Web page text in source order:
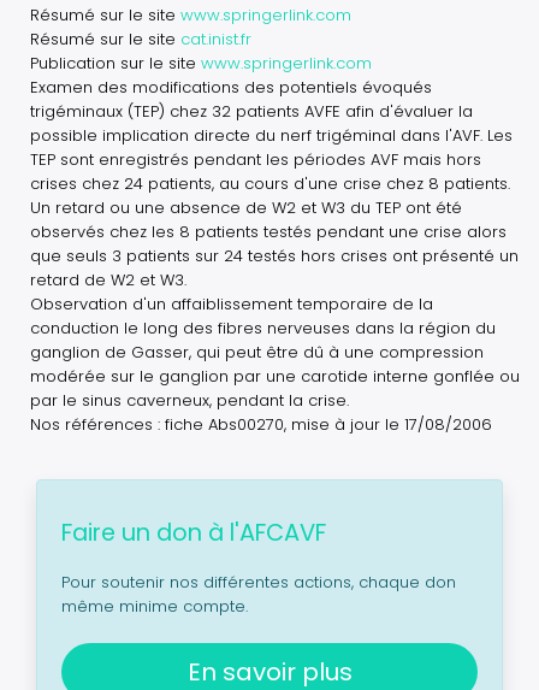
Résumé sur le site www.springerlink.com
Résumé sur le site cat.inist.fr
Publication sur le site www.springerlink.com
Examen des modifications des potentiels évoqués
trigéminaux (TEP) chez 32 patients AVFE afin d'évaluer la
possible implication directe du nerf trigéminal dans l'AVF. Les
TEP sont enregistrés pendant les périodes AVF mais hors
crises chez 24 patients, au cours d'une crise chez 8 patients.
Un retard ou une absence de W2 et W3 du TEP ont été
observés chez les 8 patients testés pendant une crise alors
que seuls 3 patients sur 24 testés hors crises ont présenté un
retard de W2 et W3.
Observation d'un affaiblissement temporaire de la
conduction le long des fibres nerveuses dans la région du
ganglion de Gasser, qui peut être dû à une compression
modérée sur le ganglion par une carotide interne gonflée ou
par le sinus caverneux, pendant la crise.
Nos références : fiche Abs00270, mise à jour le 17/08/2006
Faire un don à l'AFCAVF
Pour soutenir nos différentes actions, chaque don
même minime compte.
En savoir plus